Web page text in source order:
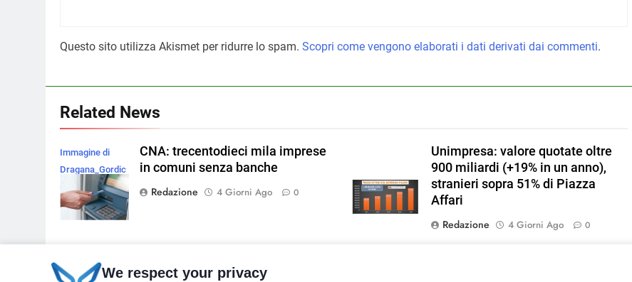
Questo sito utilizza Akismet per ridurre lo spam. Scopri come vengono elaborati i dati derivati dai commenti.
Related News
Immagine di
Dragana_Gordic
su Magnific
CNA: trecentodieci mila imprese
in comuni senza banche
Redazione
4 Giorni Ago 0
Unimpresa: valore quotate oltre
900 miliardi (+19% in un anno),
stranieri sopra 51% di Piazza
Affari
Redazione
4 Giorni Ago 0
Frodi Creditizie in crescita: +23,8%
We respect your privacy